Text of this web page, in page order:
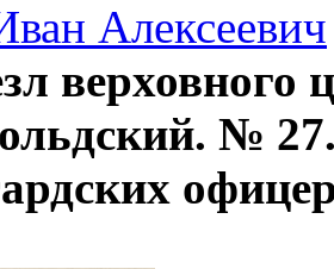
Алексеевич
верховного
№